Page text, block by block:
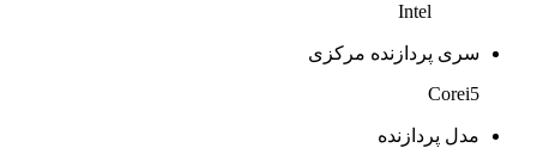
Intel
سری پردازنده مرکزی
Corei5
مدل پردازنده